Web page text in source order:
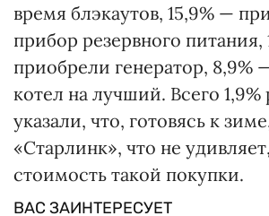
время блэкаутов, 15,9% —
прибор резервного питания,
приобрели генератор, 8,9%
котел на лучший. Всего 1,9%
указали, что, готовясь к
«Старлинк», что не
стоимость такой покупки.
ВАС ЗАИНТЕРЕСУЕТ